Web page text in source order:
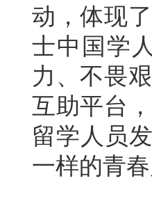
动，体现
士中国学
力、不畏
互助平台
留学人员
一样的青